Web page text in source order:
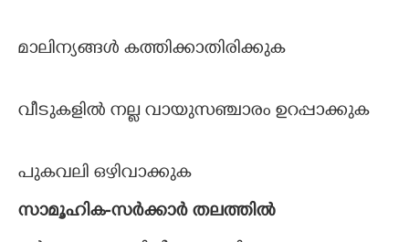
മാലിന്യങ്ങള്‍ കത്തിക്കാതിരിക്കുക
വീടുകളില്‍ നല്ല വായുസഞ്ചാരം ഉറപ്പാക്കുക
പുകവലി ഒഴിവാക്കുക
സാമൂഹിക-സര്‍ക്കാര്‍ തലത്തില്‍